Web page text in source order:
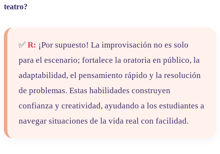
teatro?
✅R: ¡Por supuesto! La improvisación no es solo
para el escenario; fortalece la oratoria en público, la
adaptabilidad, el pensamiento rápido y la resolución
de problemas. Estas habilidades construyen
confianza y creatividad, ayudando a los estudiantes a
navegar situaciones de la vida real con facilidad.